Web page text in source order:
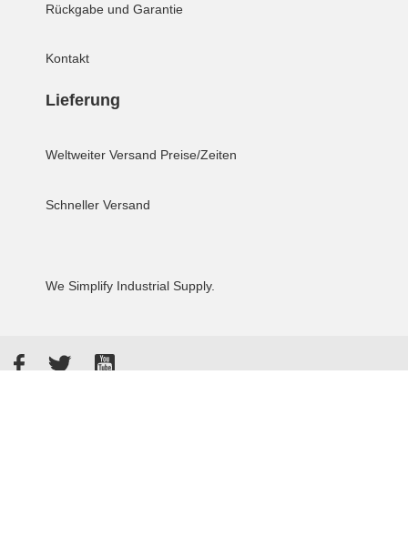
Rückgabe und Garantie
Kontakt
Lieferung
Weltweiter Versand Preise/Zeiten
Schneller Versand
We Simplify Industrial Supply.
FacebookTwitterYouTube